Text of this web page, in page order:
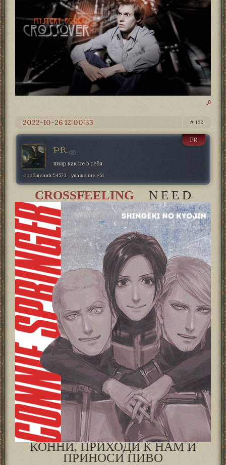
0
162
2022-10-26 12:00:53
PR
PR
пиар как не в себя
сообщений:54573 уважение:+51
CROSSFEELING N E E D
КОННИ, ПРИХОДИ К НАМ И
ПРИНОСИ ПИВО